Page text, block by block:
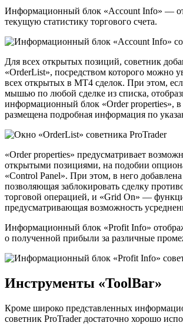
Информационный блок «Account Info» —
текущую статистику торгового счета.
Для всех открытых позиций, советник
«OrderList», посредством которого можно
всех открытых в MT4 сделок. При этом,
мышью по любой сделке из списка,
информационный блок «Order properties», в
размещена подробная информация по
«Order properties» предусматривает
открытыми позициями, на подобии
«Control Panel». При этом, в него
позволяющая заблокировать сделку
торговой операцией, и «Grid On» —
предусматривающая возможность
Информационный блок «Profit Info»
о полученной прибыли за различные
Инструменты «ToolBar»
Кроме широко представленных
советник ProTrader достаточно хорошо